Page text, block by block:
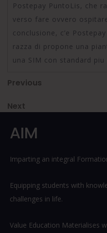
Postepay PuntoLis, che
verso fare ovvero
conclusione, c’e
razza di propone una
una SIM con standard piu
Post
navigation
Previous
Previous
Next
Next
AIM
Imparting an integral
Equipping students with
challenges in life.
Value Education Materialises